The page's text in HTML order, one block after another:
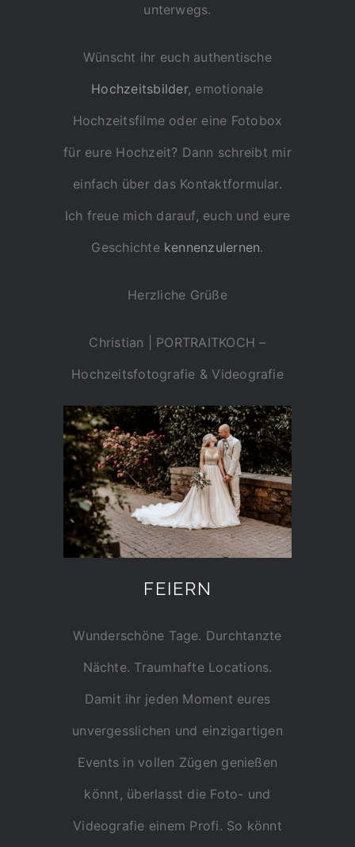
unterwegs.
Wünscht ihr euch authentische
Hochzeitsbilder, emotionale
Hochzeitsfilme oder eine Fotobox
für eure Hochzeit? Dann schreibt mir
einfach über das Kontaktformular.
Ich freue mich darauf, euch und eure
Geschichte kennenzulernen.
Herzliche Grüße
Christian | PORTRAITKOCH –
Hochzeitsfotografie & Videografie
FEIERN
Wunderschöne Tage. Durchtanzte
Nächte. Traumhafte Locations.
Damit ihr jeden Moment eures
unvergesslichen und einzigartigen
Events in vollen Zügen genießen
könnt, überlasst die Foto- und
Videografie einem Profi. So könnt